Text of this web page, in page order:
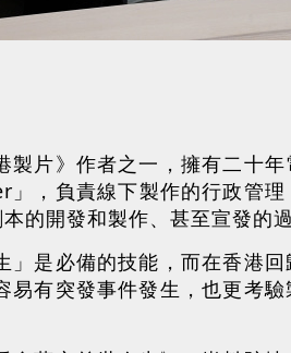
製片》作者之一，擁有二十
，負責線下製作的行政管理
的開發和製作、甚至宣發的過
是必備的技能，而在香港回
有突發事件發生，也更考